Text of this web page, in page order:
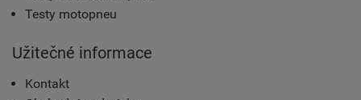
Testy motopneu
Užitečné informace
Kontakt